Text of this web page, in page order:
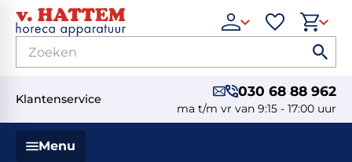
Klantenservice 030 68 88 962
ma t/m vr van 9:15 - 17:00 uur
Menu